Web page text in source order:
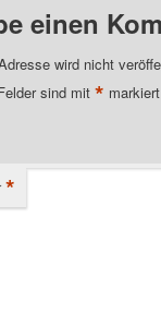
einen
wird nicht
sind mit* markiert
*